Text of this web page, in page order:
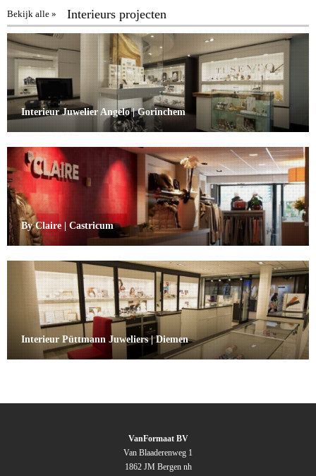
Interieurs projecten
Bekijk alle »
Interieur Juwelier Angelo | Gorinchem
By Claire | Castricum
Interieur Püttmann Juweliers | Diemen
VanFormaat BV
Van Blaaderenweg 1
1862 JM Bergen nh